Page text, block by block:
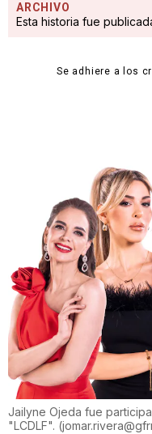
ARCHIVO
Esta historia fue
Se adhiere a los
Jailyne Ojeda fue
"LCDLF". (